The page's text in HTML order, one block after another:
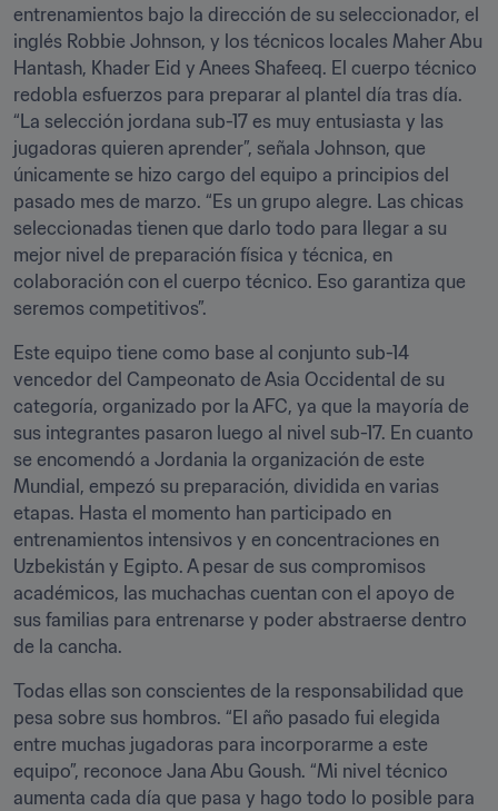
entrenamientos bajo la dirección de su seleccionador, el
inglés Robbie Johnson, y los técnicos locales Maher Abu
Hantash, Khader Eid y Anees Shafeeq. El cuerpo técnico
redobla esfuerzos para preparar al plantel día tras día.
“La selección jordana sub-17 es muy entusiasta y las
jugadoras quieren aprender”, señala Johnson, que
únicamente se hizo cargo del equipo a principios del
pasado mes de marzo. “Es un grupo alegre. Las chicas
seleccionadas tienen que darlo todo para llegar a su
mejor nivel de preparación física y técnica, en
colaboración con el cuerpo técnico. Eso garantiza que
seremos competitivos”.
Este equipo tiene como base al conjunto sub-14
vencedor del Campeonato de Asia Occidental de su
categoría, organizado por la AFC, ya que la mayoría de
sus integrantes pasaron luego al nivel sub-17. En cuanto
se encomendó a Jordania la organización de este
Mundial, empezó su preparación, dividida en varias
etapas. Hasta el momento han participado en
entrenamientos intensivos y en concentraciones en
Uzbekistán y Egipto. A pesar de sus compromisos
académicos, las muchachas cuentan con el apoyo de
sus familias para entrenarse y poder abstraerse dentro
de la cancha.
Todas ellas son conscientes de la responsabilidad que
pesa sobre sus hombros. “El año pasado fui elegida
entre muchas jugadoras para incorporarme a este
equipo”, reconoce Jana Abu Goush. “Mi nivel técnico
aumenta cada día que pasa y hago todo lo posible para